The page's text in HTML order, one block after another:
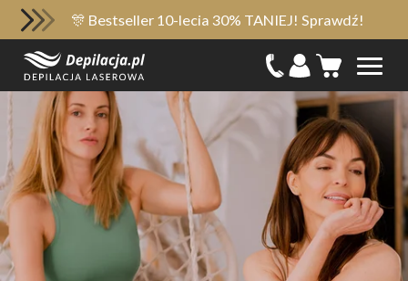
🎊 Bestseller 10-lecia 30% TANIEJ! Sprawdź!